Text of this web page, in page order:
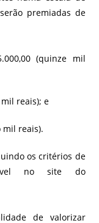
premiadas de
(quinze mil
reais); e
mil reais).
os critérios de
no site do
de valorizar